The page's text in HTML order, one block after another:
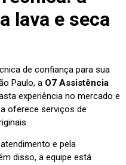
lava e seca
de confiança para sua
Paulo, a O7 Assistência
experiência no mercado e
oferece serviços de
e pela
disso, a equipe está